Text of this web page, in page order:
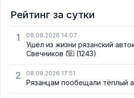
Рейтинг за сутки
1
08.08.2026 14:07
Ушёл из жизни рязанский
Свечников
(1243)
2 08.08.2026 17:51
Рязанцам пообещали тёплый